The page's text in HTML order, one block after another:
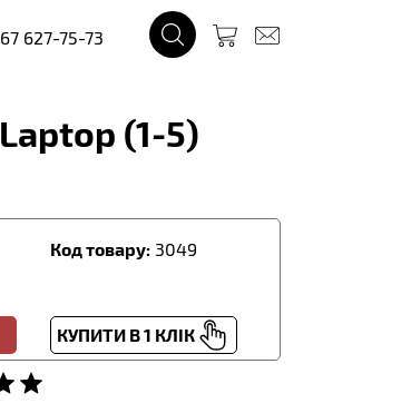
627-75-73
(1-5)
Код товару: 3049
КУПИТИ В 1 КЛІК